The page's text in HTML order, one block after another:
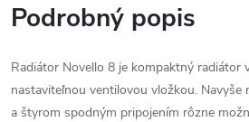
Podrobný popis
Radiátor Novello 8 je kompaktný radiátor
nastaviteľnou ventilovou vložkou. Navyše
a štyrom spodným pripojením rôzne